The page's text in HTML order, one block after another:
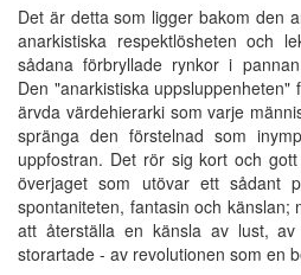
Det är detta som ligger bakom den
anarkistiska respektlösheten och
sådana förbryllade rynkor i
Den "anarkistiska
ärvda värdehierarki som varje
spränga den förstelnad som
uppfostran. Det rör sig kort och
överjaget som utövar ett sådant
spontaniteten, fantasin och
att återställa en känsla av lust,
storartade - av revolutionen som en